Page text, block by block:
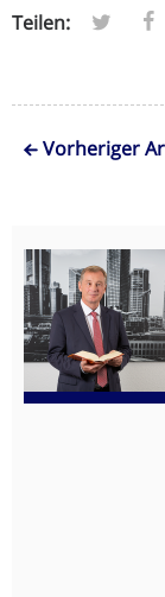
Teilen:
Vorheriger